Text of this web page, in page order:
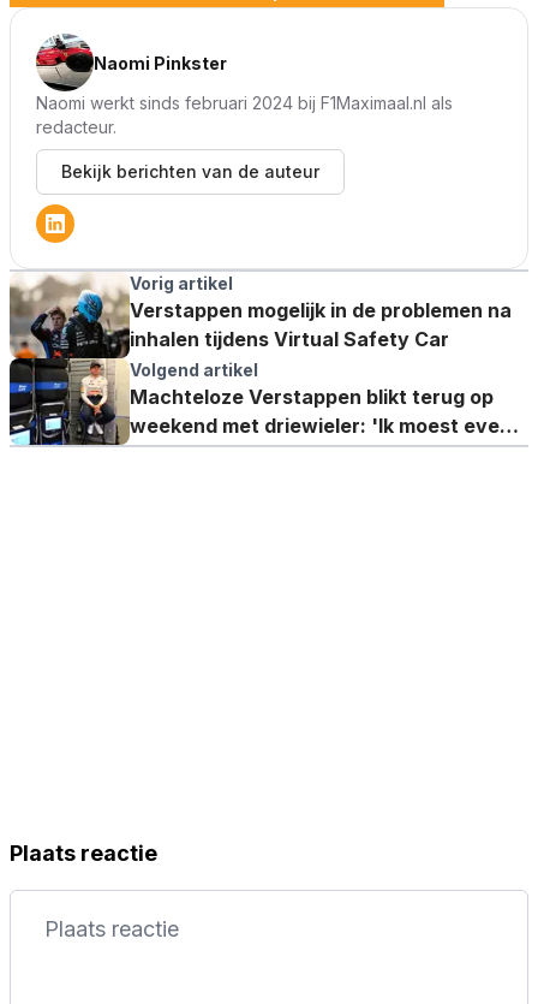
Naomi Pinkster
Naomi werkt sinds februari 2024 bij F1Maximaal.nl als
redacteur.
Bekijk berichten van de auteur
Vorig artikel
Verstappen mogelijk in de problemen na
inhalen tijdens Virtual Safety Car
Volgend artikel
Machteloze Verstappen blikt terug op
weekend met driewieler: 'Ik moest even
een stapje terug doen'
Plaats reactie